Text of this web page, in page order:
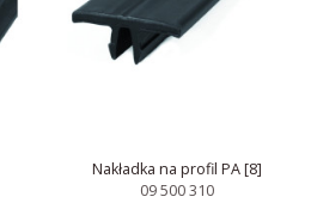
Nakładka na profil PA [8]
09 500 310